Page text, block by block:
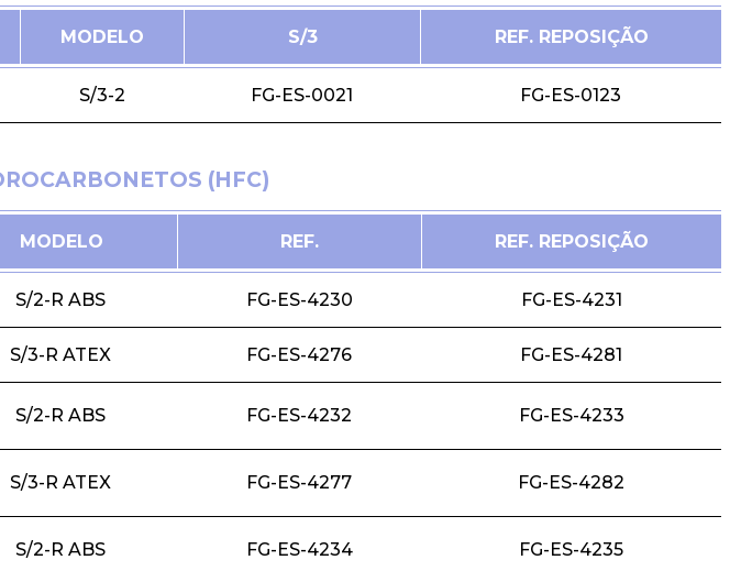
MODELO S/3 REF. REPOSIÇÃO
S/3-2 FG-ES-0021 FG-ES-0123
(HFC)
MODELO REF. REF. REPOSIÇÃO
S/2-R ABS FG-ES-4230 FG-ES-4231
S/3-R ATEX FG-ES-4276 FG-ES-4281
S/2-R ABS FG-ES-4232 FG-ES-4233
S/3-R ATEX FG-ES-4277 FG-ES-4282
S/2-R ABS FG-ES-4234 FG-ES-4235